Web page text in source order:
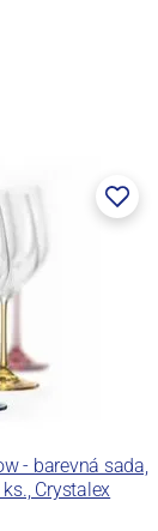
- barevná sada,
Crystalex